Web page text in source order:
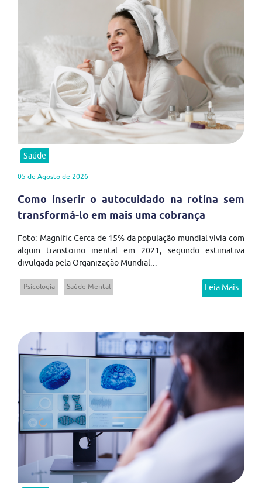
Saúde
05 de Agosto de 2026
Como inserir o autocuidado na rotina sem
transformá-lo em mais uma cobrança
Foto: Magnific Cerca de 15% da população mundial vivia com
algum transtorno mental em 2021, segundo estimativa
divulgada pela Organização Mundial...
Psicologia Saúde Mental Leia Mais